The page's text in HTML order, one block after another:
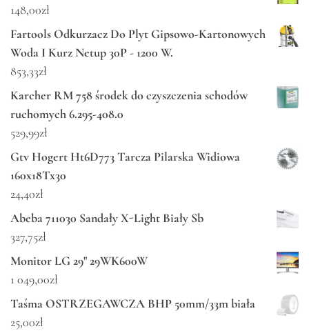
148,00zł
Fartools Odkurzacz Do Plyt Gipsowo-Kartonowych
Woda I Kurz Netup 30P - 1200 W.
853,33zł
Karcher RM 758 środek do czyszczenia schodów
ruchomych 6.295-408.0
529,99zł
Gtv Hogert Ht6D773 Tarcza Pilarska Widiowa
160x18Tx30
24,40zł
Abeba 711030 Sandały X-Light Biały Sb
327,75zł
Monitor LG 29" 29WK600W
1 049,00zł
Taśma OSTRZEGAWCZA BHP 50mm/33m biała
25,00zł